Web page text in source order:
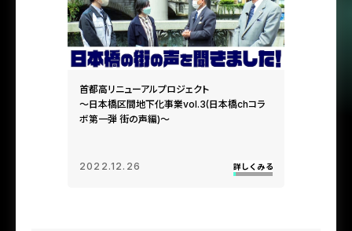
首都高リニューアルプロジェクト
～日本橋区間地下化事業vol.3(日本橋chコラ
ボ第一弾 街の声編)～
2022.12.26